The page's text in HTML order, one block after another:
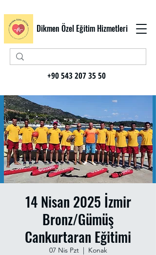
Dikmen Özel Eğitim Hizmetleri
+90 543 207 35 50
14 Nisan 2025 İzmir
Bronz/Gümüş
Cankurtaran Eğitimi
07 Nis Pzt
  |
Konak